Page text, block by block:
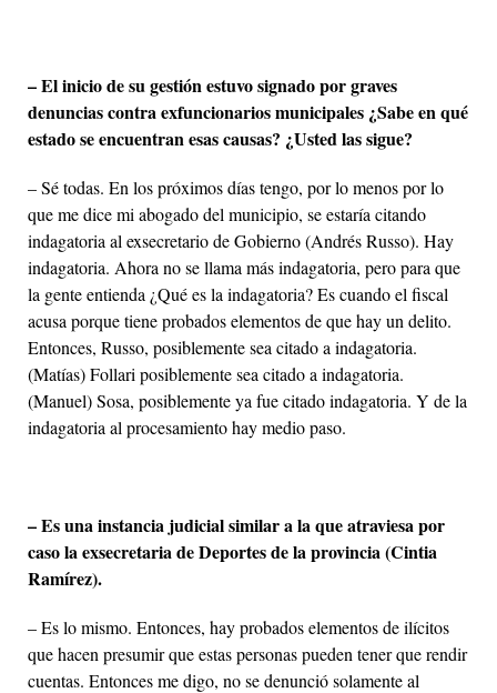
– El inicio de su gestión estuvo signado por graves
denuncias contra exfuncionarios municipales ¿Sabe en qué
estado se encuentran esas causas? ¿Usted las sigue?
– Sé todas. En los próximos días tengo, por lo menos por lo
que me dice mi abogado del municipio, se estaría citando
indagatoria al exsecretario de Gobierno (Andrés Russo). Hay
indagatoria. Ahora no se llama más indagatoria, pero para que
la gente entienda ¿Qué es la indagatoria? Es cuando el fiscal
acusa porque tiene probados elementos de que hay un delito.
Entonces, Russo, posiblemente sea citado a indagatoria.
(Matías) Follari posiblemente sea citado a indagatoria.
(Manuel) Sosa, posiblemente ya fue citado indagatoria. Y de la
indagatoria al procesamiento hay medio paso.
– Es una instancia judicial similar a la que atraviesa por
caso la exsecretaria de Deportes de la provincia (Cintia
Ramírez).
– Es lo mismo. Entonces, hay probados elementos de ilícitos
que hacen presumir que estas personas pueden tener que rendir
cuentas. Entonces me digo, no se denunció solamente al